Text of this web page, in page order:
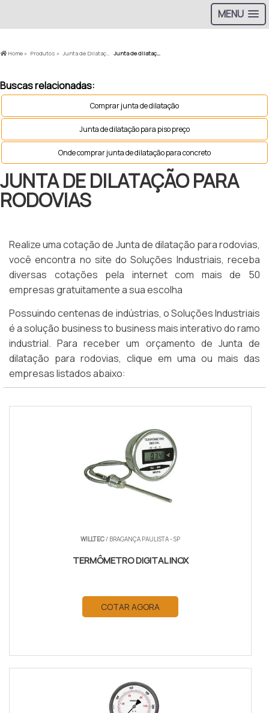
MENU
Home » Produtos » Junta de Dilatação em Rodovias » Junta de dilatação para rodovias
Buscas relacionadas:
Comprar junta de dilatação
Junta de dilatação para piso preço
Onde comprar junta de dilatação para concreto
JUNTA DE DILATAÇÃO PARA
RODOVIAS
Realize uma cotação de Junta de dilatação para rodovias,
você encontra no site do Soluções Industriais, receba
diversas cotações pela internet com mais de 50
empresas gratuitamente a sua escolha
Possuindo centenas de indústrias, o Soluções Industriais
é a solução business to business mais interativo do ramo
industrial. Para receber um orçamento de Junta de
dilatação para rodovias, clique em uma ou mais das
empresas listados abaixo:
WILLTEC/ BRAGANÇA PAULISTA - SP
TERMÔMETRO DIGITAL INOX
COTAR AGORA